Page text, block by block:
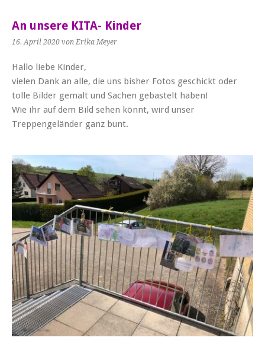
An unsere KITA- Kinder
16. April 2020 von Erika Meyer
Hallo liebe Kinder,
vielen Dank an alle, die uns bisher Fotos geschickt oder
tolle Bilder gemalt und Sachen gebastelt haben!
Wie ihr auf dem Bild sehen könnt, wird unser
Treppengeländer ganz bunt.